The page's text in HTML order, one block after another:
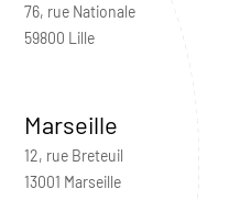
76, rue Nationale
59800 Lille
Marseille
12, rue Breteuil
13001 Marseille